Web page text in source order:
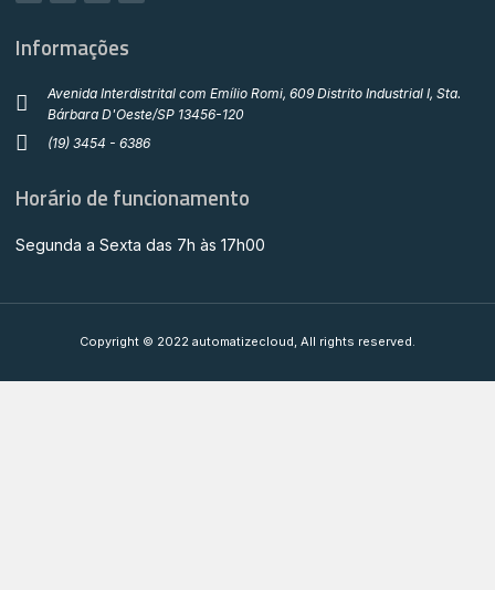
Informações
Avenida Interdistrital com Emílio Romi, 609 Distrito Industrial I, Sta.
Bárbara D'Oeste/SP 13456-120
(19) 3454 - 6386
Horário de funcionamento
Segunda a Sexta das 7h às 17h00
Copyright © 2022 automatizecloud, All rights reserved.